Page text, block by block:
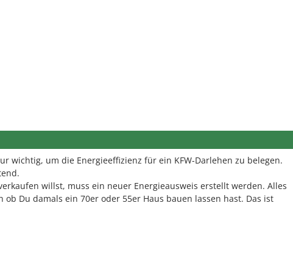
wichtig, um die Energieeffizienz für ein KFW-Darlehen zu belegen.
willst, muss ein neuer Energieausweis erstellt werden. Alles
Du damals ein 70er oder 55er Haus bauen lassen hast. Das ist